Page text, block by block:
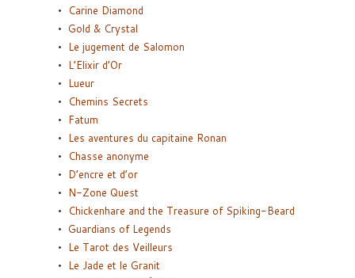
Carine Diamond
Gold & Crystal
Le jugement de Salomon
L’Elixir d’Or
Lueur
Chemins Secrets
Fatum
Les aventures du capitaine Ronan
Chasse anonyme
D’encre et d’or
N-Zone Quest
Chickenhare and the Treasure of Spiking-Beard
Guardians of Legends
Le Tarot des Veilleurs
Le Jade et le Granit